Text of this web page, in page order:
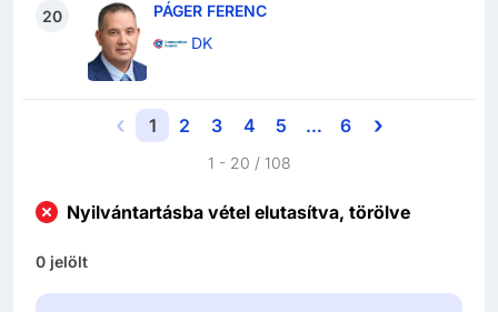
20
PÁGER FERENC
DK
‹
Previous
1
(current)
2 3 4 5 …
More 6 ›
Next
1 - 20 / 108
Nyilvántartásba vétel elutasítva, törölve
0 jelölt